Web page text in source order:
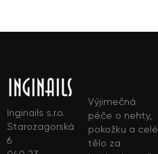
Inginails s.r.o.
Starozagorská
6
Výjimečná
péče o nehty,
pokožku a celé
tělo za